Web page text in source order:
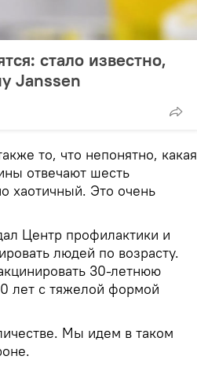
стало известно,
Janssen
то, что непонятно, какая
отвечают шесть
хаотичный. Это очень
Центр профилактики и
людей по возрасту.
30-летнюю
лет с тяжелой формой
Мы идем в таком